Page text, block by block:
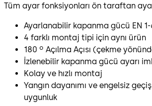
Tüm ayar fonksiyonları ön taraftan
Ayarlanabilir kapanma gücü EN 1-
4 farklı montaj tipi için aynı ürün
180 º Açılma Açısı (çekme
İzlenebilir kapanma gücü ayarı
Kolay ve hızlı montaj
Yangın dayanımı ve engelsiz
uygunluk